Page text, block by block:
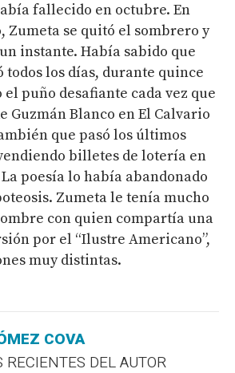
fallecido en octubre. En
Zumeta se quitó el sombrero y
instante. Había sabido que
todos los días, durante quince
el puño desafiante cada vez que
Guzmán Blanco en El Calvario
que pasó los últimos
billetes de lotería en
poesía lo había abandonado
Zumeta le tenía mucho
con quien compartía una
por el “Ilustre Americano”,
muy distintas.
COVA
RECIENTES DEL AUTOR